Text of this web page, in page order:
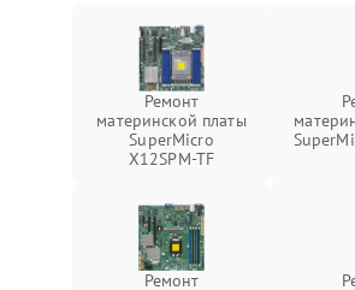
Ремонт
материнской платы
SuperMicro
X12SPM-TF
Ремонт